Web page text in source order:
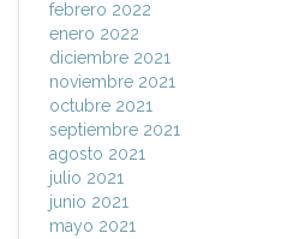
febrero 2022
enero 2022
diciembre 2021
noviembre 2021
octubre 2021
septiembre 2021
agosto 2021
julio 2021
junio 2021
mayo 2021